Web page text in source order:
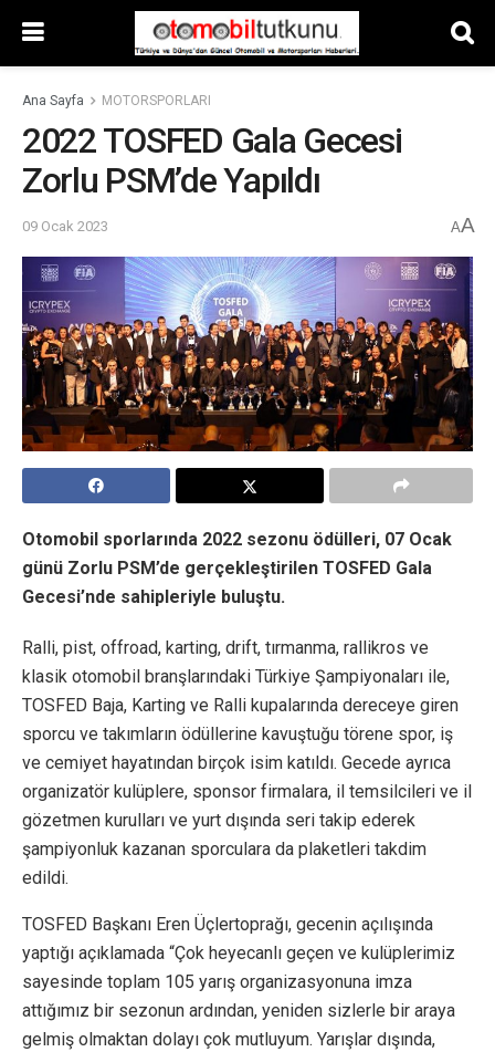
Ana Sayfa MOTORSPORLARI
2022 TOSFED Gala Gecesi
Zorlu PSM’de Yapıldı
09 Ocak 2023 AA
Otomobil sporlarında 2022 sezonu ödülleri, 07 Ocak
günü Zorlu PSM’de gerçekleştirilen TOSFED Gala
Gecesi’nde sahipleriyle buluştu.
Ralli, pist, offroad, karting, drift, tırmanma, rallikros ve
klasik otomobil branşlarındaki Türkiye Şampiyonaları ile,
TOSFED Baja, Karting ve Ralli kupalarında dereceye giren
sporcu ve takımların ödüllerine kavuştuğu törene spor, iş
ve cemiyet hayatından birçok isim katıldı. Gecede ayrıca
organizatör kulüplere, sponsor firmalara, il temsilcileri ve il
gözetmen kurulları ve yurt dışında seri takip ederek
şampiyonluk kazanan sporculara da plaketleri takdim
edildi.
TOSFED Başkanı Eren Üçlertoprağı, gecenin açılışında
yaptığı açıklamada “Çok heyecanlı geçen ve kulüplerimiz
sayesinde toplam 105 yarış organizasyonuna imza
attığımız bir sezonun ardından, yeniden sizlerle bir araya
gelmiş olmaktan dolayı çok mutluyum. Yarışlar dışında,